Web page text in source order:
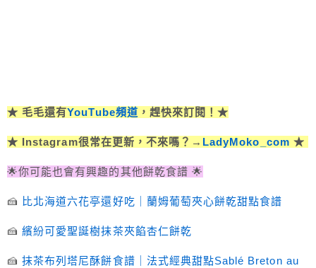
★ 毛毛還有YouTube頻道 ，趕快來訂閱！★
★ Instagram很常在更新，不來嗎？→ LadyMoko_com ★
🌟你可能也會有興趣的其他餅乾食譜 🌟
🍰 比北海道六花亭還好吃｜蘭姆葡萄夾心餅乾甜點食譜
🍰繽紛可愛聖誕樹抹茶夾餡杏仁餅乾
🍰抹茶布列塔尼酥餅食譜｜法式經典甜點Sablé Breton au